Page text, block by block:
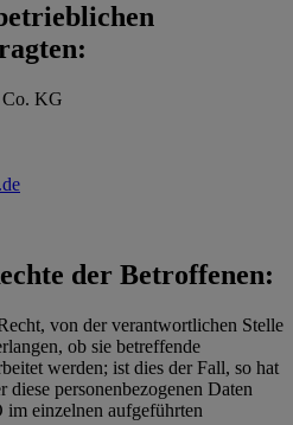
KG
der Betroffenen:
von der verantwortlichen Stelle
ob sie betreffende
werden; ist dies der Fall, so hat
personenbezogenen Daten
einzelnen aufgeführten